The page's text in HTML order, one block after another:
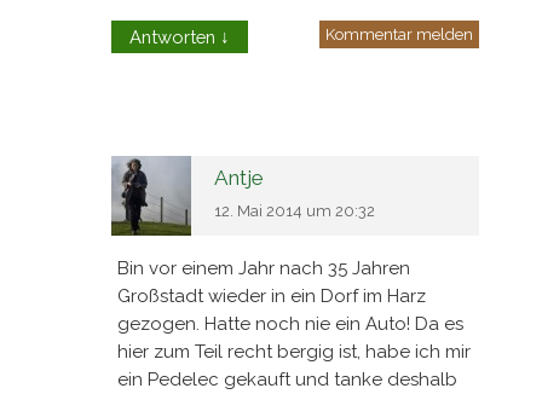
Antworten ↓ Kommentar melden
Antje
12. Mai 2014 um 20:32
Bin vor einem Jahr nach 35 Jahren
Großstadt wieder in ein Dorf im Harz
gezogen. Hatte noch nie ein Auto! Da es
hier zum Teil recht bergig ist, habe ich mir
ein Pedelec gekauft und tanke deshalb